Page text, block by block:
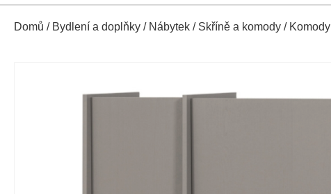
Domů / Bydlení a doplňky / Nábytek / Skříně a komody / Komody